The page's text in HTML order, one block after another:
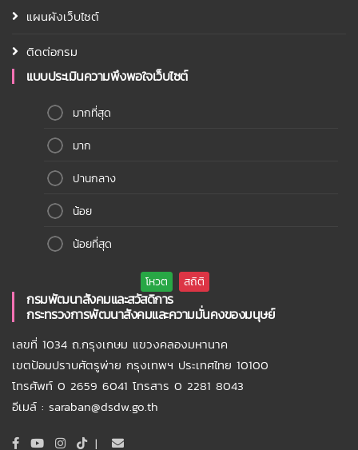
แผนผังเว็บไซต์
ติดต่อกรม
แบบประเมินความพึงพอใจเว็บไซต์
มากที่สุด
มาก
ปานกลาง
น้อย
น้อยที่สุด
กรมพัฒนาสังคมและสวัสดิการ
กระทรวงการพัฒนาสังคมและความมั่นคงของมนุษย์
เลขที่ 1034 ถ.กรุงเกษม แขวงคลองมหานาค
เขตป้อมปราบศัตรูพ่าย กรุงเทพฯ ประเทศไทย 10100
โทรศัพท์ 0 2659 6041 โทรสาร 0 2281 8043
อีเมล์ : saraban@dsdw.go.th
|